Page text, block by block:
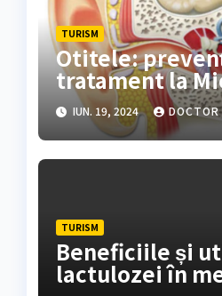
TURISM
Otitele:
tratament la
Aviației Eridan
IUN. 19, 2024
TURISM
Beneficiile și
lactulozei în